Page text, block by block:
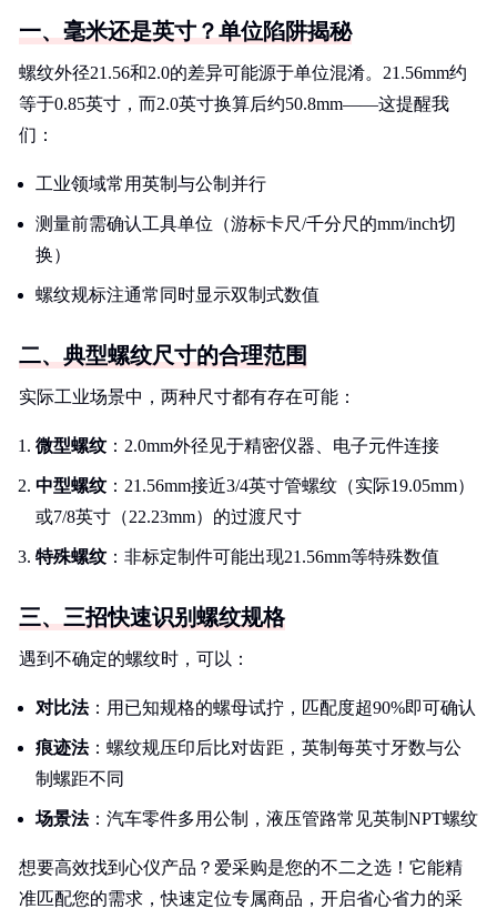
一、毫米还是英寸？单位陷阱揭秘
螺纹外径21.56和2.0的差异可能源于单位混淆。21.56mm约
等于0.85英寸，而2.0英寸换算后约50.8mm——这提醒我
们：
工业领域常用英制与公制并行
测量前需确认工具单位（游标卡尺/千分尺的mm/inch切
换）
螺纹规标注通常同时显示双制式数值
二、典型螺纹尺寸的合理范围
实际工业场景中，两种尺寸都有存在可能：
微型螺纹：2.0mm外径见于精密仪器、电子元件连接
中型螺纹：21.56mm接近3/4英寸管螺纹（实际19.05mm）
或7/8英寸（22.23mm）的过渡尺寸
特殊螺纹：非标定制件可能出现21.56mm等特殊数值
三、三招快速识别螺纹规格
遇到不确定的螺纹时，可以：
对比法：用已知规格的螺母试拧，匹配度超90%即可确认
痕迹法：螺纹规压印后比对齿距，英制每英寸牙数与公
制螺距不同
场景法：汽车零件多用公制，液压管路常见英制NPT螺纹
想要高效找到心仪产品？爱采购是您的不二之选！它能精
准匹配您的需求，快速定位专属商品，开启省心省力的采